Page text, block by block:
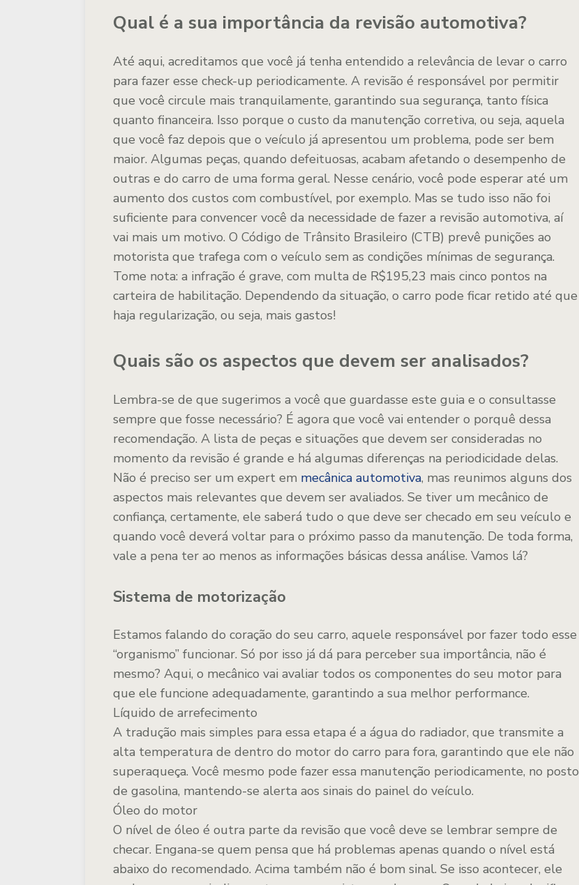
Qual é a sua importância da revisão automotiva?
Até aqui, acreditamos que você já tenha entendido a relevância de levar o carro
para fazer esse check-up periodicamente. A revisão é responsável por permitir
que você circule mais tranquilamente, garantindo sua segurança, tanto física
quanto financeira. Isso porque o custo da manutenção corretiva, ou seja, aquela
que você faz depois que o veículo já apresentou um problema, pode ser bem
maior. Algumas peças, quando defeituosas, acabam afetando o desempenho de
outras e do carro de uma forma geral. Nesse cenário, você pode esperar até um
aumento dos custos com combustível, por exemplo. Mas se tudo isso não foi
suficiente para convencer você da necessidade de fazer a revisão automotiva, aí
vai mais um motivo. O Código de Trânsito Brasileiro (CTB) prevê punições ao
motorista que trafega com o veículo sem as condições mínimas de segurança.
Tome nota: a infração é grave, com multa de R$195,23 mais cinco pontos na
carteira de habilitação. Dependendo da situação, o carro pode ficar retido até que
haja regularização, ou seja, mais gastos!
Quais são os aspectos que devem ser analisados?
Lembra-se de que sugerimos a você que guardasse este guia e o consultasse
sempre que fosse necessário? É agora que você vai entender o porquê dessa
recomendação. A lista de peças e situações que devem ser consideradas no
momento da revisão é grande e há algumas diferenças na periodicidade delas.
Não é preciso ser um expert em mecânica automotiva, mas reunimos alguns dos
aspectos mais relevantes que devem ser avaliados. Se tiver um mecânico de
confiança, certamente, ele saberá tudo o que deve ser checado em seu veículo e
quando você deverá voltar para o próximo passo da manutenção. De toda forma,
vale a pena ter ao menos as informações básicas dessa análise. Vamos lá?
Sistema de motorização
Estamos falando do coração do seu carro, aquele responsável por fazer todo esse
“organismo” funcionar. Só por isso já dá para perceber sua importância, não é
mesmo? Aqui, o mecânico vai avaliar todos os componentes do seu motor para
que ele funcione adequadamente, garantindo a sua melhor performance.
Líquido de arrefecimento
A tradução mais simples para essa etapa é a água do radiador, que transmite a
alta temperatura de dentro do motor do carro para fora, garantindo que ele não
superaqueça. Você mesmo pode fazer essa manutenção periodicamente, no posto
de gasolina, mantendo-se alerta aos sinais do painel do veículo.
Óleo do motor
O nível de óleo é outra parte da revisão que você deve se lembrar sempre de
checar. Engana-se quem pensa que há problemas apenas quando o nível está
abaixo do recomendado. Acima também não é bom sinal. Se isso acontecer, ele